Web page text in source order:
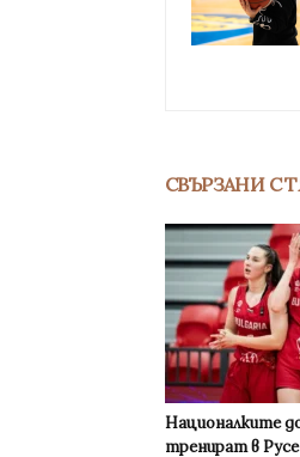
СВЪРЗАНИ С
Националките
тренират в Русе